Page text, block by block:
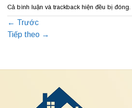
Cả bình luận và trackback hiện đều bị đóng.
← Trước
Tiếp theo →